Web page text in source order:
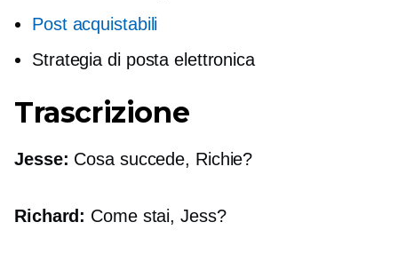
Post acquistabili
Strategia di posta elettronica
Trascrizione
Jesse: Cosa succede, Richie?
Richard: Come stai, Jess?